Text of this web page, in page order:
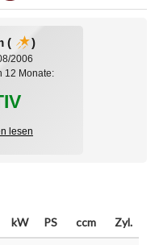
( )
2006
12 Monate:
lesen
kW PS ccm Zyl.